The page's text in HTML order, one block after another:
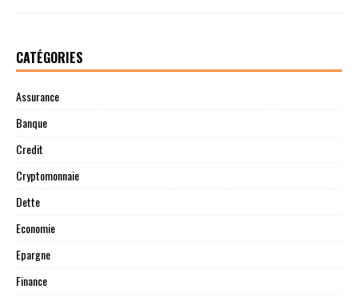
CATÉGORIES
Assurance
Banque
Credit
Cryptomonnaie
Dette
Economie
Epargne
Finance